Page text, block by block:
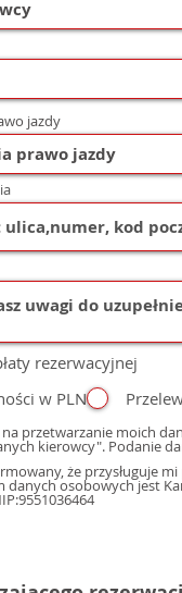
jazdy
rezerwacyjnej
w PLN
przetwarzanie moich
kierowcy". Podanie
że przysługuje
osobowych jest